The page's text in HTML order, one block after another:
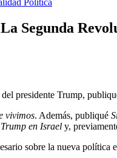
Política
Segunda
presidente Trump,
vivimos. Además, publiqué
en Israel y,
sobre la nueva política